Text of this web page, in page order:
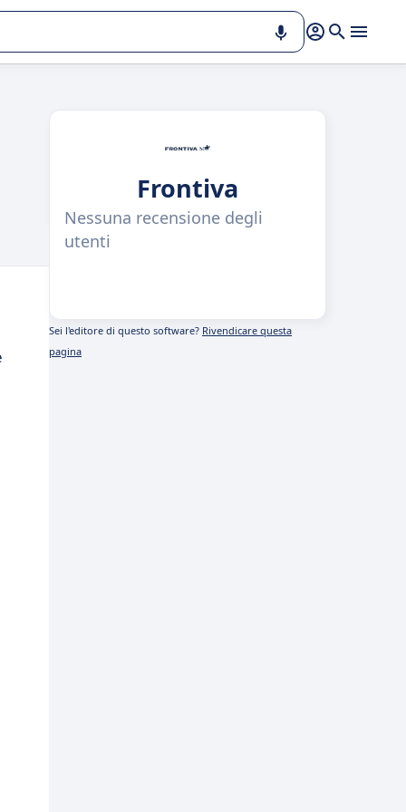
Frontiva
Nessuna recensione degli
utenti
Sei l'editore di questo software? Rivendicare questa
pagina